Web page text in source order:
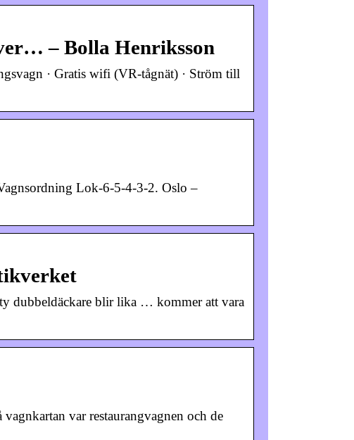
– Bolla Henriksson
· Gratis wifi (VR-tågnät) · Ström till
Lok-6-5-4-3-2. Oslo –
dubbeldäckare blir lika … kommer att vara
var restaurangvagnen och de